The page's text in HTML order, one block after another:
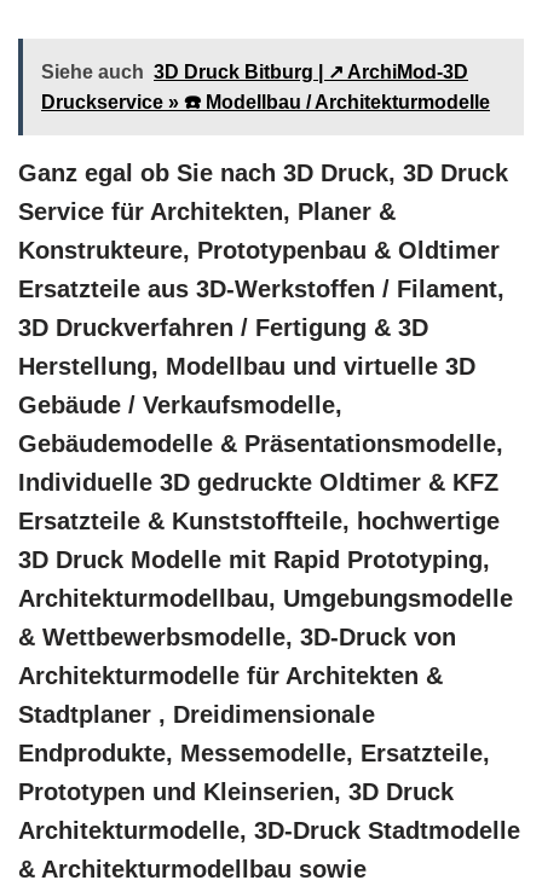
Siehe auch 3D Druck Bitburg | ↗️ ArchiMod-3D
Druckservice » ☎️ Modellbau / Architekturmodelle
Ganz egal ob Sie nach 3D Druck, 3D Druck
Service für Architekten, Planer &
Konstrukteure, Prototypenbau & Oldtimer
Ersatzteile aus 3D-Werkstoffen / Filament,
3D Druckverfahren / Fertigung & 3D
Herstellung, Modellbau und virtuelle 3D
Gebäude / Verkaufsmodelle,
Gebäudemodelle & Präsentationsmodelle,
Individuelle 3D gedruckte Oldtimer & KFZ
Ersatzteile & Kunststoffteile, hochwertige
3D Druck Modelle mit Rapid Prototyping,
Architekturmodellbau, Umgebungsmodelle
& Wettbewerbsmodelle, 3D-Druck von
Architekturmodelle für Architekten &
Stadtplaner , Dreidimensionale
Endprodukte, Messemodelle, Ersatzteile,
Prototypen und Kleinserien, 3D Druck
Architekturmodelle, 3D-Druck Stadtmodelle
& Architekturmodellbau sowie